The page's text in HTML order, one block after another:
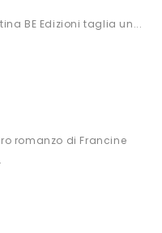
BE Edizioni taglia un...
romanzo di Francine